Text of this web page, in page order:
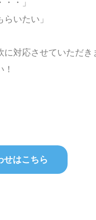
いたい」
に対応させていただき
せはこちら